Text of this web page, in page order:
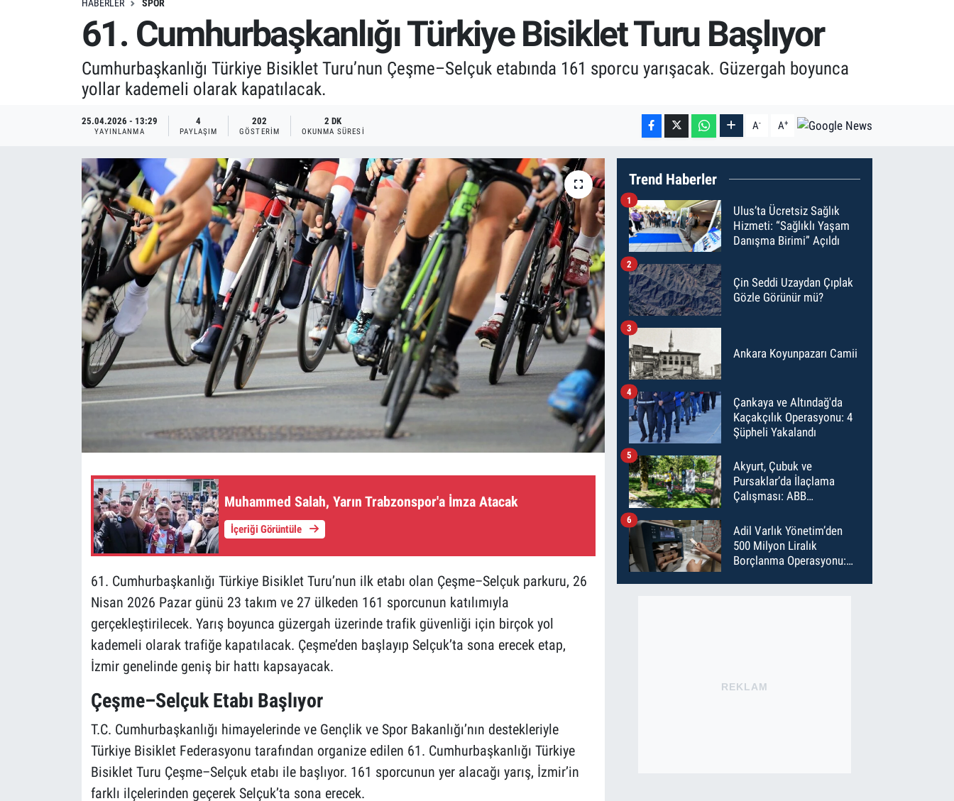
HABERLER SPOR
61. Cumhurbaşkanlığı Türkiye Bisiklet Turu Başlıyor
Cumhurbaşkanlığı Türkiye Bisiklet Turu’nun Çeşme–Selçuk etabında 161 sporcu yarışacak. Güzergah boyunca
yollar kademeli olarak kapatılacak.
25.04.2026 - 13:29
YAYINLANMA
4
PAYLAŞIM
202
GÖSTERIM
2 DK
OKUNMA SÜRESI A- A+
Muhammed Salah, Yarın Trabzonspor'a İmza Atacak
İçeriği Görüntüle
61. Cumhurbaşkanlığı Türkiye Bisiklet Turu’nun ilk etabı olan Çeşme–Selçuk parkuru, 26
Nisan 2026 Pazar günü 23 takım ve 27 ülkeden 161 sporcunun katılımıyla
gerçekleştirilecek. Yarış boyunca güzergah üzerinde trafik güvenliği için birçok yol
kademeli olarak trafiğe kapatılacak. Çeşme’den başlayıp Selçuk’ta sona erecek etap,
İzmir genelinde geniş bir hattı kapsayacak.
Çeşme–Selçuk Etabı Başlıyor
T.C. Cumhurbaşkanlığı himayelerinde ve Gençlik ve Spor Bakanlığı’nın destekleriyle
Türkiye Bisiklet Federasyonu tarafından organize edilen 61. Cumhurbaşkanlığı Türkiye
Bisiklet Turu Çeşme–Selçuk etabı ile başlıyor. 161 sporcunun yer alacağı yarış, İzmir’in
farklı ilçelerinden geçerek Selçuk’ta sona erecek.
Trend Haberler
Ulus’ta Ücretsiz Sağlık
Hizmeti: “Sağlıklı Yaşam
Danışma Birimi” Açıldı
1
Çin Seddi Uzaydan Çıplak
Gözle Görünür mü?
2
Ankara Koyunpazarı Camii
3
Çankaya ve Altındağ'da
Kaçakçılık Operasyonu: 4
Şüpheli Yakalandı
4
Akyurt, Çubuk ve
Pursaklar’da İlaçlama
Çalışması: ABB
İlaçladı
5
Adil Varlık Yönetim’den
500 Milyon Liralık
Borçlanma Operasyonu:
6
REKLAM